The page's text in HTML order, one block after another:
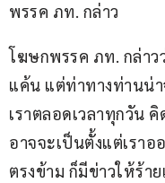
พรรค ภท. กล่าว
โฆษกพรรค ภท. กล่าว
แค้น แต่ท่าทางท่านน่า
เราตลอดเวลาทุกวัน
อาจจะเป็นตั้งแต่เรา
ตรงข้าม ก็มีข่าวให้ร้า